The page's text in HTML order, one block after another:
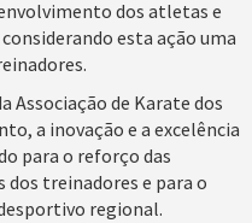
dos atletas e
esta ação uma
Associação de Karate dos
a inovação e a excelência
para o reforço das
dos treinadores e para o
regional.